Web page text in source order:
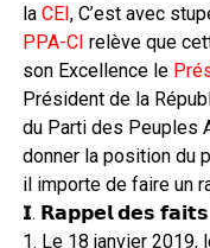
la CEI, C’est avec
PPA-CI relève que
son Excellence le
Président de la
du Parti des Peuples
donner la position du
il importe de faire un
𝗜. 𝗥𝗮𝗽𝗽𝗲𝗹 𝗱𝗲𝘀 𝗳𝗮𝗶𝘁𝘀
1. Le 18 janvier 2019,